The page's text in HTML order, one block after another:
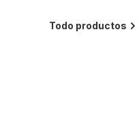
Todo productos